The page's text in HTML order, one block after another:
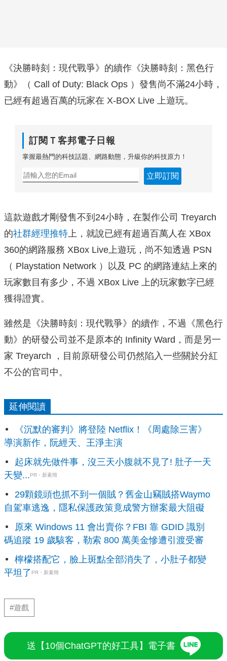
《決勝時刻：現代戰爭》的續作《決勝時刻：黑色行
動》（ Call of Duty: Black Ops ）發售尚不滿24小時，
已經有超過百萬的玩家在 X-BOX Live 上遊玩。
訂閱Ｔ客邦電子日報
掌握最熱門的科技話題、網路動態，升級你的科技原力！
立即訂閱
這款遊戲才剛發售不到24小時，在製作公司 Treyarch
的社群經理推特 上，就說已經有超過百萬人在 XBox
360的網路服務 XBox Live上遊玩，尚不知透過 PSN
（ Playstation Network ）以及 PC 的網路連結上來的
玩家數目有多少，不過 XBox Live 上的玩家數字已經
獲得證實。
雖然是《決勝時刻：現代戰爭》的續作，不過《黑色行
動》的研發公司並不是原本的 Infinity Ward，而是另一
家 Treyarch ，目前原研發公司仍然陷入一些關於分紅
不公的官司中。
延伸閱讀
《沉默的審判》將登陸 Netflix！《周處除三害》
導演新作，阮經天、王淨主演
起床就先做件事，沒三天小腹就不見了! 肚子一天
天變...PR・新素簡
29顆鏡頭也抓不到一個賊？舊金山竊賊搭Waymo
自駕車逃逸，隱私保護政策竟成警方辦案最大阻礙
原來 Windows 11 會出賣你？FBI 靠 GDID 識別
碼追蹤 19 歲駭客，勒索 800 萬美金慘遭引渡受審
檸檬搭配它，臉上斑點全部消失了，小肚子都變
平坦了 PR・新素簡
#遊戲
送【10個ChatGPT的好工具】電子書